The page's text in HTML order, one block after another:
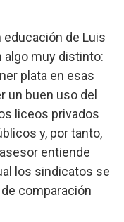
educación de Luis
algo muy distinto:
plata en esas
un buen uso del
liceos privados
y, por tanto,
entiende
los sindicatos se
comparación